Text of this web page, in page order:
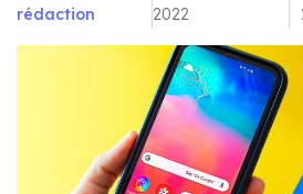
rédaction
2022